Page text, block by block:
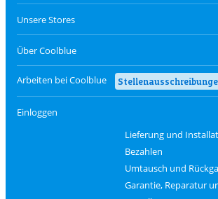
Unsere Stores
Über Coolblue
Arbeiten bei Coolblue
Einloggen
Lieferung und
Bezahlen
Umtausch und
Garantie, Reparatur